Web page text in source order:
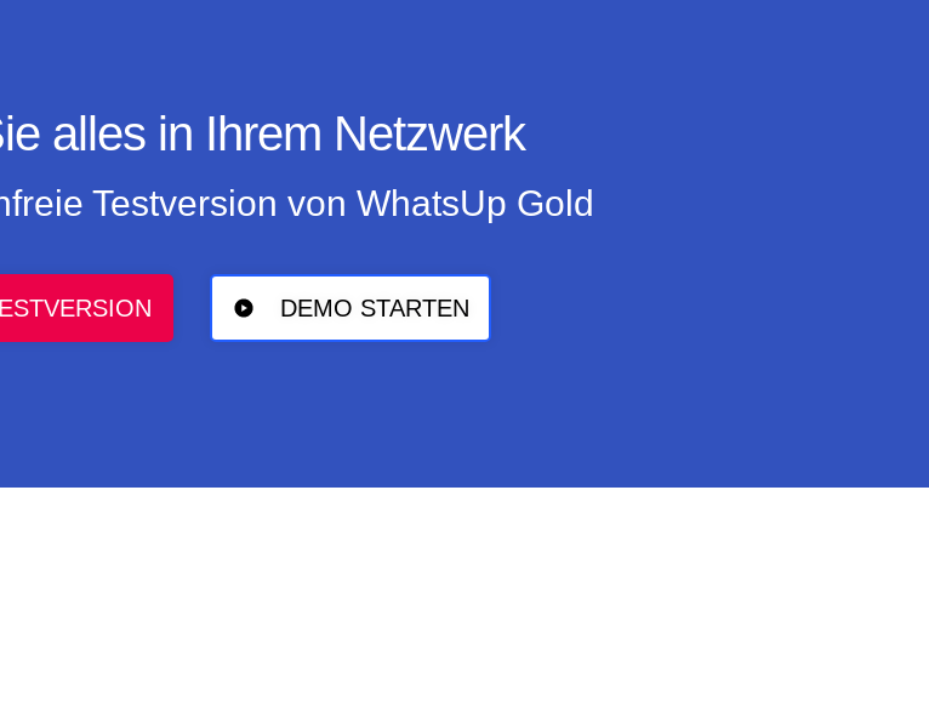
alles in Ihrem Netzwerk
Testversion von WhatsUp Gold
DEMO STARTEN